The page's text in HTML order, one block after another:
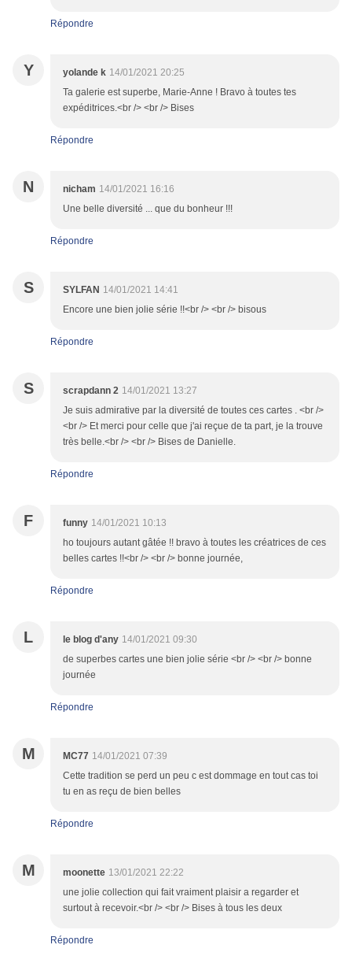
Répondre
Y yolande k 14/01/2021 20:25
Ta galerie est superbe, Marie-Anne ! Bravo à toutes tes
expéditrices.<br /> <br /> Bises
Répondre
N nicham 14/01/2021 16:16
Une belle diversité ... que du bonheur !!!
Répondre
S SYLFAN 14/01/2021 14:41
Encore une bien jolie série !!<br /> <br /> bisous
Répondre
S scrapdann 2 14/01/2021 13:27
Je suis admirative par la diversité de toutes ces cartes . <br />
<br /> Et merci pour celle que j'ai reçue de ta part, je la trouve
très belle.<br /> <br /> Bises de Danielle.
Répondre
F funny 14/01/2021 10:13
ho toujours autant gâtée !! bravo à toutes les créatrices de ces
belles cartes !!<br /> <br /> bonne journée,
Répondre
L le blog d'any 14/01/2021 09:30
de superbes cartes une bien jolie série <br /> <br /> bonne
journée
Répondre
M MC77 14/01/2021 07:39
Cette tradition se perd un peu c est dommage en tout cas toi
tu en as reçu de bien belles
Répondre
M moonette 13/01/2021 22:22
une jolie collection qui fait vraiment plaisir a regarder et
surtout à recevoir.<br /> <br /> Bises à tous les deux
Répondre